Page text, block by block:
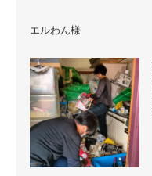
エルわん様